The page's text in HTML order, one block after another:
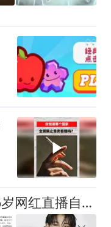
当追星变成致命伤害：26岁网红直播自杀身亡，给所有父母敲响警钟